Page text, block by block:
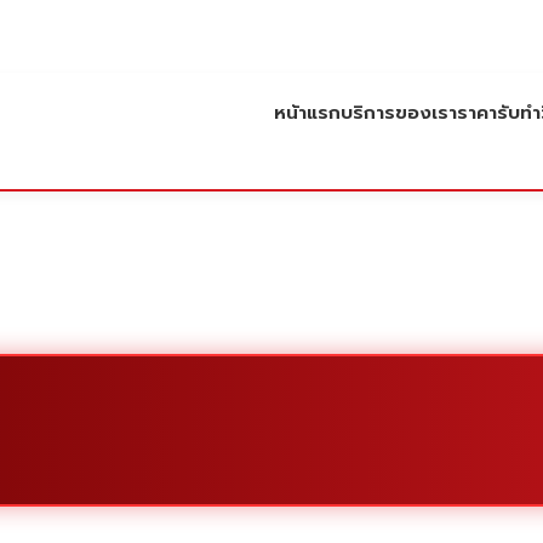
หน้าแรกบริการของเราราคารับท